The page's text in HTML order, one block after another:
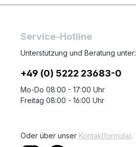
Service-Hotline
Unterstützung und Beratung unter:
+49 (0) 5222 23683-0
Mo-Do 08:00 - 17:00 Uhr
Freitag 08:00 - 16:00 Uhr
Oder über unser Kontaktformular.